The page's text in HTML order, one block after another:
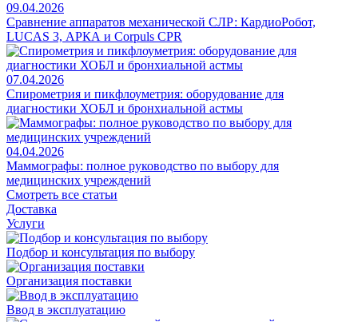
09.04.2026
Сравнение аппаратов механической СЛР: КардиоРобот,
LUCAS 3, АРКА и Corpuls CPR
07.04.2026
Спирометрия и пикфлоуметрия: оборудование для
диагностики ХОБЛ и бронхиальной астмы
04.04.2026
Маммографы: полное руководство по выбору для
медицинских учреждений
Смотреть все статьи
Доставка
Услуги
Подбор и консультация по выбору
Организация поставки
Ввод в эксплуатацию